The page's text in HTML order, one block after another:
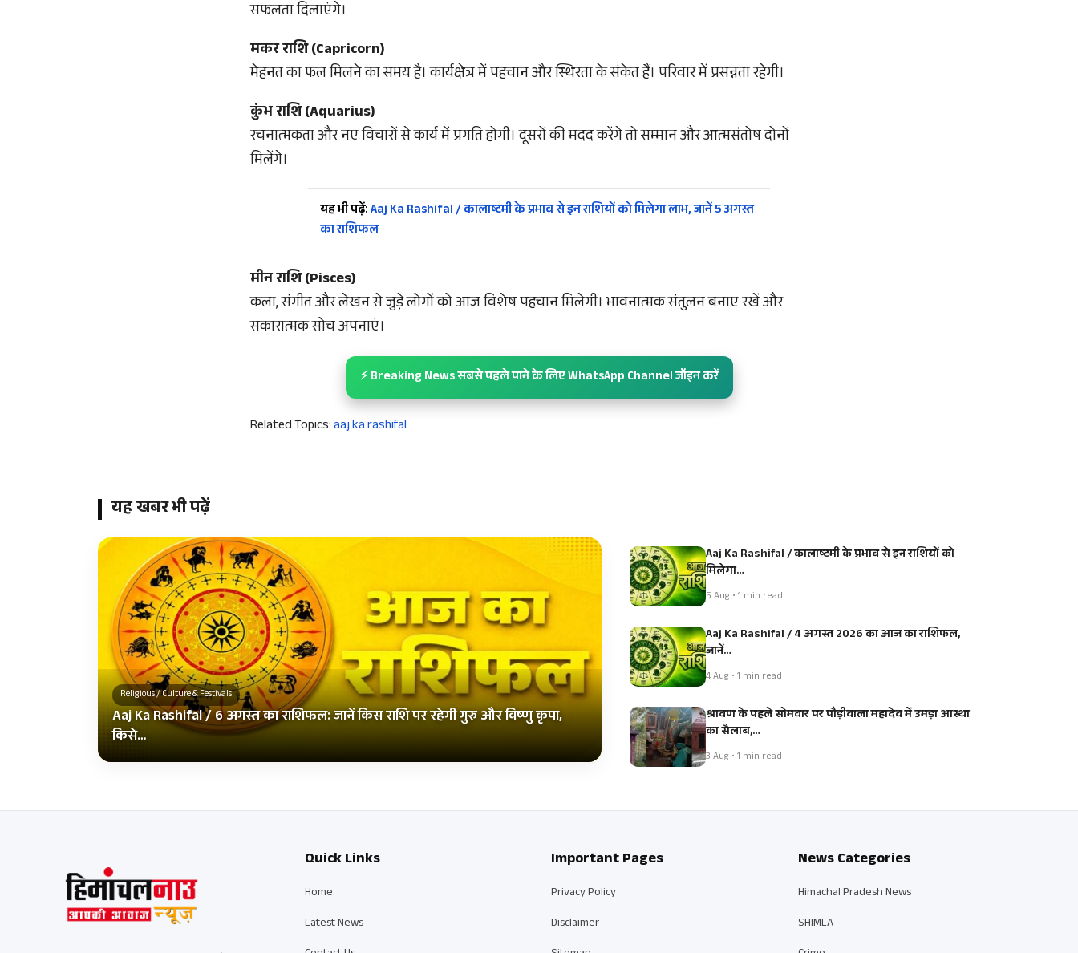
सफलता दिलाएंगे।
मकर राशि (Capricorn)
मेहनत का फल मिलने का समय है। कार्यक्षेत्र में पहचान और स्थिरता के संकेत हैं। परिवार में प्रसन्नता रहेगी।
कुंभ राशि (Aquarius)
रचनात्मकता और नए विचारों से कार्य में प्रगति होगी। दूसरों की मदद करेंगे तो सम्मान और आत्मसंतोष दोनों
मिलेंगे।
यह भी पढ़ें:Aaj Ka Rashifal / कालाष्टमी के प्रभाव से इन राशियों को मिलेगा लाभ, जानें 5 अगस्त
का राशिफल
मीन राशि (Pisces)
कला, संगीत और लेखन से जुड़े लोगों को आज विशेष पहचान मिलेगी। भावनात्मक संतुलन बनाए रखें और
सकारात्मक सोच अपनाएं।
⚡ Breaking News सबसे पहले पाने के लिए WhatsApp Channel जॉइन करें
Related Topics:aaj ka rashifal
यह खबर भी पढ़ें
Religious / Culture & Festivals
Aaj Ka Rashifal / 6 अगस्त का राशिफल: जानें किस राशि पर रहेगी गुरु और विष्णु कृपा,
किसे…
Aaj Ka Rashifal / कालाष्टमी के प्रभाव से इन राशियों को
मिलेगा…
5 Aug • 1 min read
Aaj Ka Rashifal / 4 अगस्त 2026 का आज का राशिफल,
जानें…
4 Aug • 1 min read
श्रावण के पहले सोमवार पर पौड़ीवाला महादेव में उमड़ा आस्था
का सैलाब,…
3 Aug • 1 min read
Quick Links
Home
Latest News
Important Pages
Privacy Policy
Disclaimer
News Categories
Himachal Pradesh News
SHIMLA